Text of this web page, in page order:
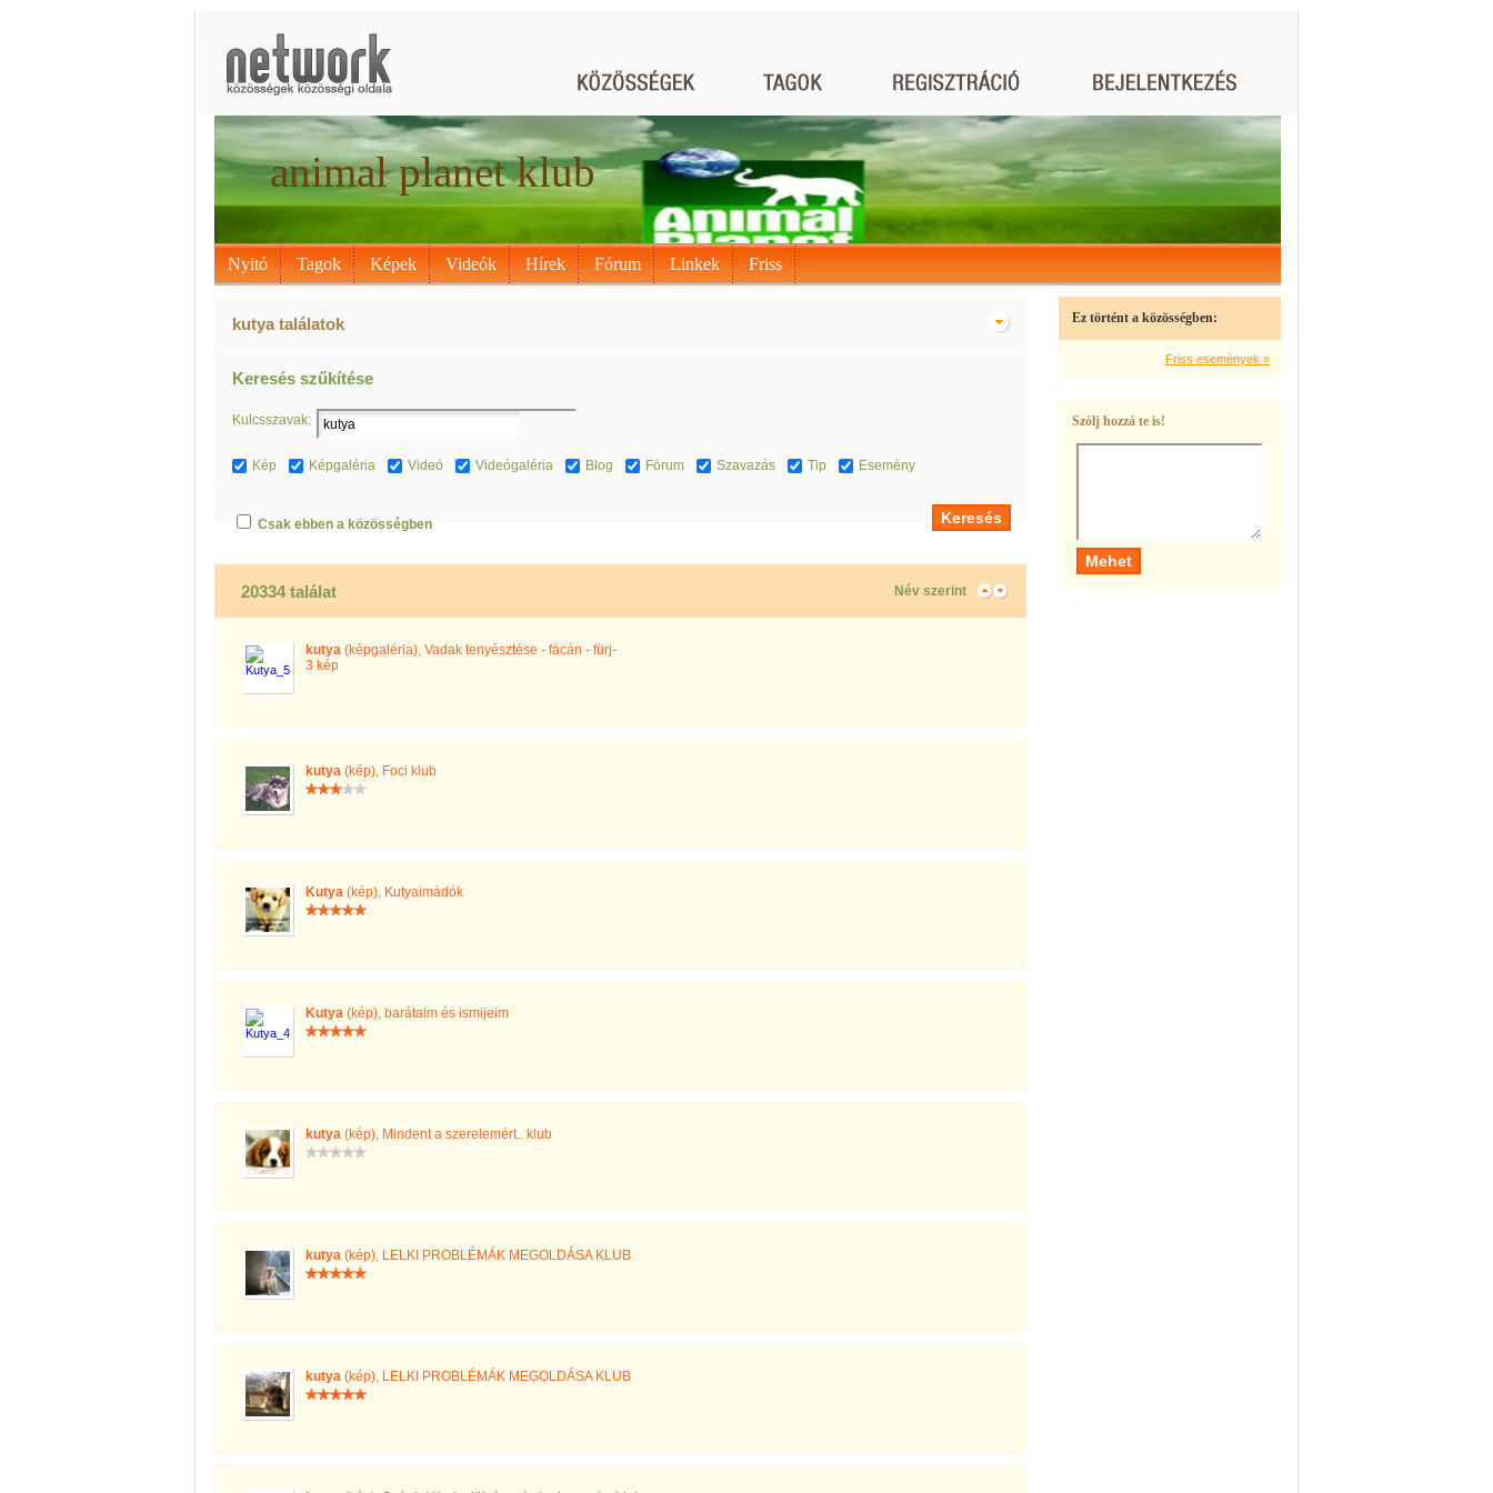
animal planet klub
Nyitó Tagok Képek Videók Hírek Fórum Linkek Friss
kutya találatok
Keresés szűkítése
Kulcsszavak:
Kép Képgaléria Videó Videógaléria Blog Fórum Szavazás Tip Esemény
Csak ebben a közösségben
20334 találat Név szerint
kutya (képgaléria), Vadak tenyésztése - fácán - fürj-
3 kép
kutya (kép), Foci klub
Kutya (kép), Kutyaimádók
Kutya (kép), barátaim és ismijeim
kutya (kép), Mindent a szerelemért.. klub
kutya (kép), LELKI PROBLÉMÁK MEGOLDÁSA KLUB
kutya (kép), LELKI PROBLÉMÁK MEGOLDÁSA KLUB
Ez történt a közösségben:
Friss események »
Szólj hozzá te is!